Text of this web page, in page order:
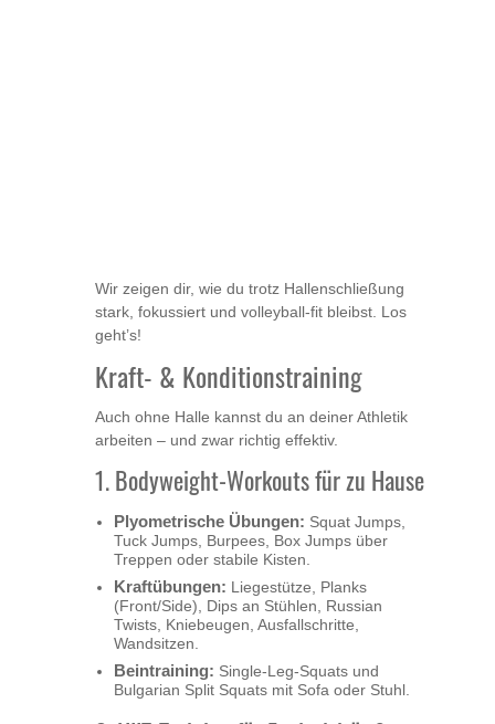
Wir zeigen dir, wie du trotz Hallenschließung
stark, fokussiert und volleyball-fit bleibst. Los
geht’s!
Kraft- & Konditionstraining
Auch ohne Halle kannst du an deiner Athletik
arbeiten – und zwar richtig effektiv.
1. Bodyweight-Workouts für zu Hause
Plyometrische Übungen: Squat Jumps,
Tuck Jumps, Burpees, Box Jumps über
Treppen oder stabile Kisten.
Kraftübungen: Liegestütze, Planks
(Front/Side), Dips an Stühlen, Russian
Twists, Kniebeugen, Ausfallschritte,
Wandsitzen.
Beintraining: Single-Leg-Squats und
Bulgarian Split Squats mit Sofa oder Stuhl.